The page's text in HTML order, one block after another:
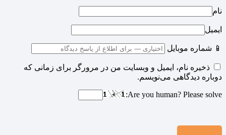
نام
ایمیل
📱 شماره موبایل
ذخیره نام، ایمیل و وبسایت من در مرورگر برای زمانی که
دوباره دیدگاهی می‌نویسم.
Are you human? Please solve: